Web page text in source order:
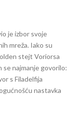
je izbor svoje
mreža. Iako su
stejt Voriorsa
se najmanje govorilo:
s Filadelfija
nastavka